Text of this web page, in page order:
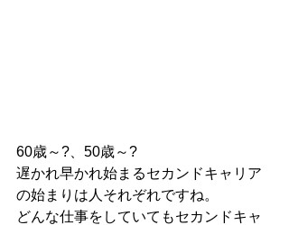
60歳～?、50歳～?
遅かれ早かれ始まるセカンドキャリア
の始まりは人それぞれですね。
どんな仕事をしていてもセカンドキャ